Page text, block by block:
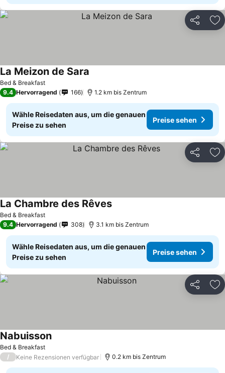
Teilen
Bed & Breakfast
La Meizon de Sara
9.4 Hervorragend 166 1.2 km bis Zentrum
Wähle Reisedaten aus, um die genauen
Preise zu sehen
Preise sehen
Teilen
Bed & Breakfast
La Chambre des Rêves
9.4 Hervorragend 308 3.1 km bis Zentrum
Wähle Reisedaten aus, um die genauen
Preise zu sehen
Preise sehen
Teilen
Bed & Breakfast
Nabuisson
/ Keine Rezensionen verfügbar 0.2 km bis Zentrum